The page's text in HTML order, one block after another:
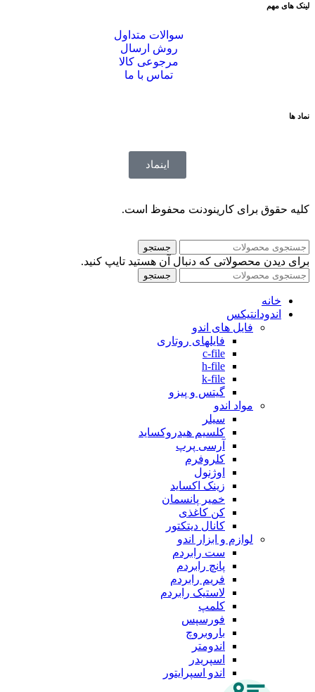
لینک های مهم
سوالات متداول
روش ارسال
مرجوعی کالا
تماس با ما
نماد ها
اینماد
کلیه حقوق برای کارینودنت محفوظ است.
جستجو
برای دیدن محصولاتی که دنبال آن هستید تایپ کنید.
جستجو
خانه
اندودانتیکس
فایل های اندو
فایلهای روتاری
c-file
h-file
k-file
گیتس و پیزو
مواد اندو
سیلر
کلسیم هیدروکساید
آرسی پرپ
کلروفرم
اوژنول
زینک اکساید
خمیر پانسمان
کن کاغذی
کانال دیتکتور
لوازم و ابزار اندو
ست رابردم
پانچ رابردم
فریم رابردم
لاستیک رابردم
کلمپ
فورسپس
باروبروچ
اندومتر
اسپریدر
اندو اسپرایتور